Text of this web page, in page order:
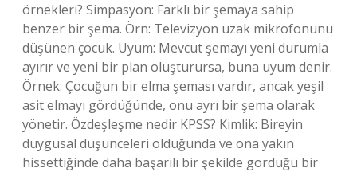
örnekleri? Simpasyon: Farklı bir şemaya sahip
benzer bir şema. Örn: Televizyon uzak mikrofonunu
düşünen çocuk. Uyum: Mevcut şemayı yeni durumla
ayırır ve yeni bir plan oluşturursa, buna uyum denir.
Örnek: Çocuğun bir elma şeması vardır, ancak yeşil
asit elmayı gördüğünde, onu ayrı bir şema olarak
yönetir. Özdeşleşme nedir KPSS? Kimlik: Bireyin
duygusal düşünceleri olduğunda ve ona yakın
hissettiğinde daha başarılı bir şekilde gördüğü bir